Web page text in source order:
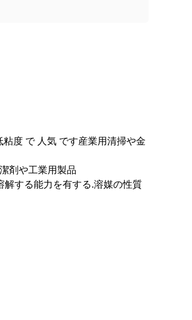
度 で 人気 です産業用清掃や金
剤や工業用製品
する能力を有する.溶媒の性質